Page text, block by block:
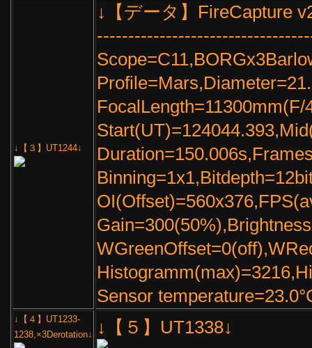
↓【３】UT1244↓
↓【データ】FireCapture
Sensor
↓【４】UT1233-
1238,×3Derotation↓
↓【５】UT1338↓